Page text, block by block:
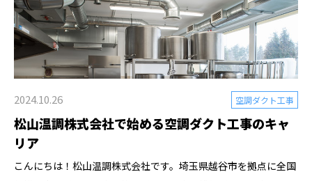
2024.10.26 空調ダクト工事
松山温調株式会社で始める空調ダクト工事のキャ
リア
こんにちは！松山温調株式会社です。埼玉県越谷市を拠点に全国